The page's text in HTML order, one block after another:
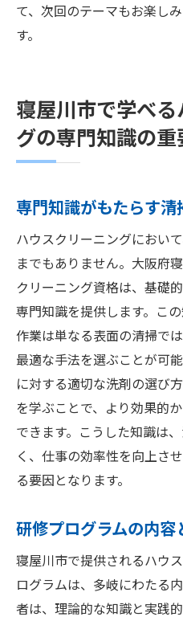
て、次回のテーマもお楽し
す。
寝屋川市で学べ
グの専門知識の重
専門知識がもたらす
ハウスクリーニングにおい
までもありません。大阪府
クリーニング資格は、基礎
専門知識を提供します。こ
作業は単なる表面の清掃で
最適な手法を選ぶことが可
に対する適切な洗剤の選び
を学ぶことで、より効果的
できます。こうした知識は
く、仕事の効率性を向上さ
る要因となります。
研修プログラムの内容
寝屋川市で提供されるハウ
ログラムは、多岐にわたる
者は、理論的な知識と実践